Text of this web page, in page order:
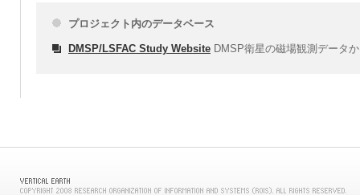
プロジェクト内のデータベース
DMSP/LSFAC Study Website DMSP衛星の磁場観測データ